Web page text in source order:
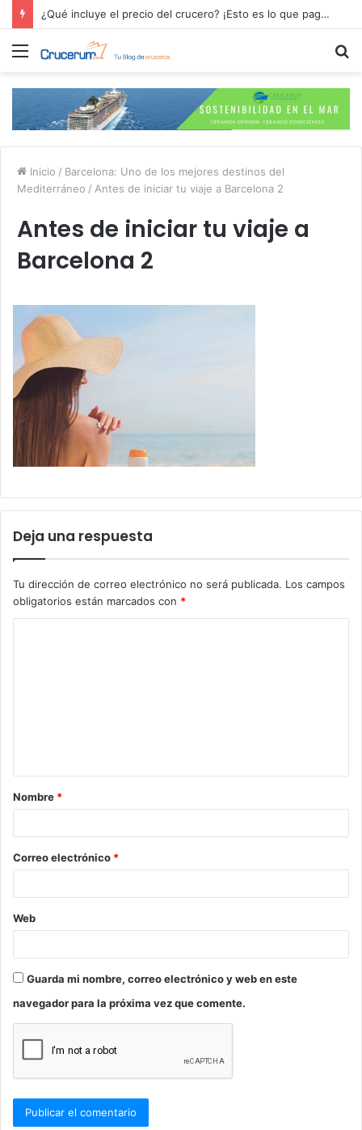
Residencias Ulyssia: Lo Nuevo en Cruceros Personalizados de Lujo
Menú
Inicio / Barcelona: Uno de los mejores destinos del
Mediterráneo / Antes de iniciar tu viaje a Barcelona 2
Antes de iniciar tu viaje a
Barcelona 2
Deja una respuesta
Tu dirección de correo electrónico no será publicada. Los campos
obligatorios están marcados con *
a
r
*
Nombre *
Correo electrónico *
Web
Guarda mi nombre, correo electrónico y web en este
navegador para la próxima vez que comente.